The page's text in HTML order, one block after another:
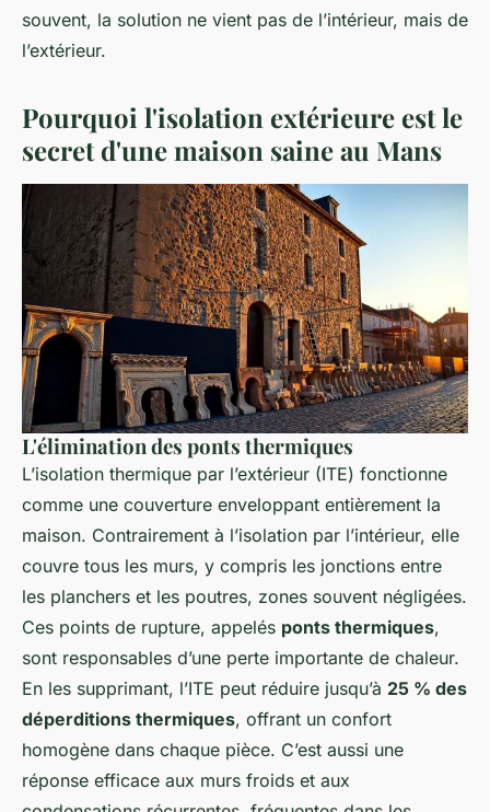
souvent, la solution ne vient pas de l’intérieur, mais de
l’extérieur.
Pourquoi l'isolation extérieure est le
secret d'une maison saine au Mans
L'élimination des ponts thermiques
L’isolation thermique par l’extérieur (ITE) fonctionne
comme une couverture enveloppant entièrement la
maison. Contrairement à l’isolation par l’intérieur, elle
couvre tous les murs, y compris les jonctions entre
les planchers et les poutres, zones souvent négligées.
Ces points de rupture, appelés ponts thermiques,
sont responsables d’une perte importante de chaleur.
En les supprimant, l’ITE peut réduire jusqu’à 25 % des
déperditions thermiques, offrant un confort
homogène dans chaque pièce. C’est aussi une
réponse efficace aux murs froids et aux